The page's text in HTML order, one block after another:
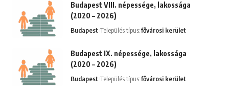
Budapest VIII. népessége, lakossága
(2020 – 2026)
Budapest Település típus:fővárosi kerület
Budapest IX. népessége, lakossága
(2020 – 2026)
Budapest Település típus:fővárosi kerület